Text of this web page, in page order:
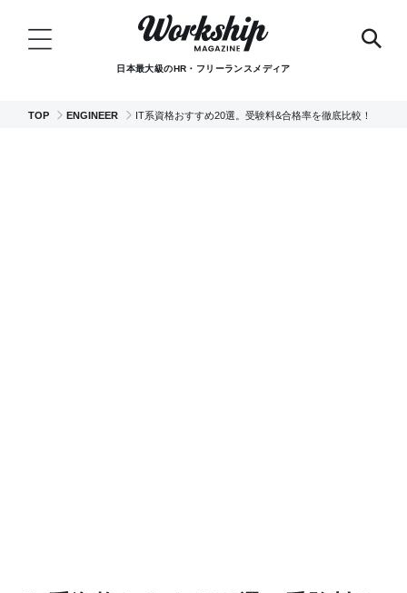
日本最大級のHR・フリーランスメディア
TOP ENGINEER IT系資格おすすめ20選。受験料&合格率を徹底比較！